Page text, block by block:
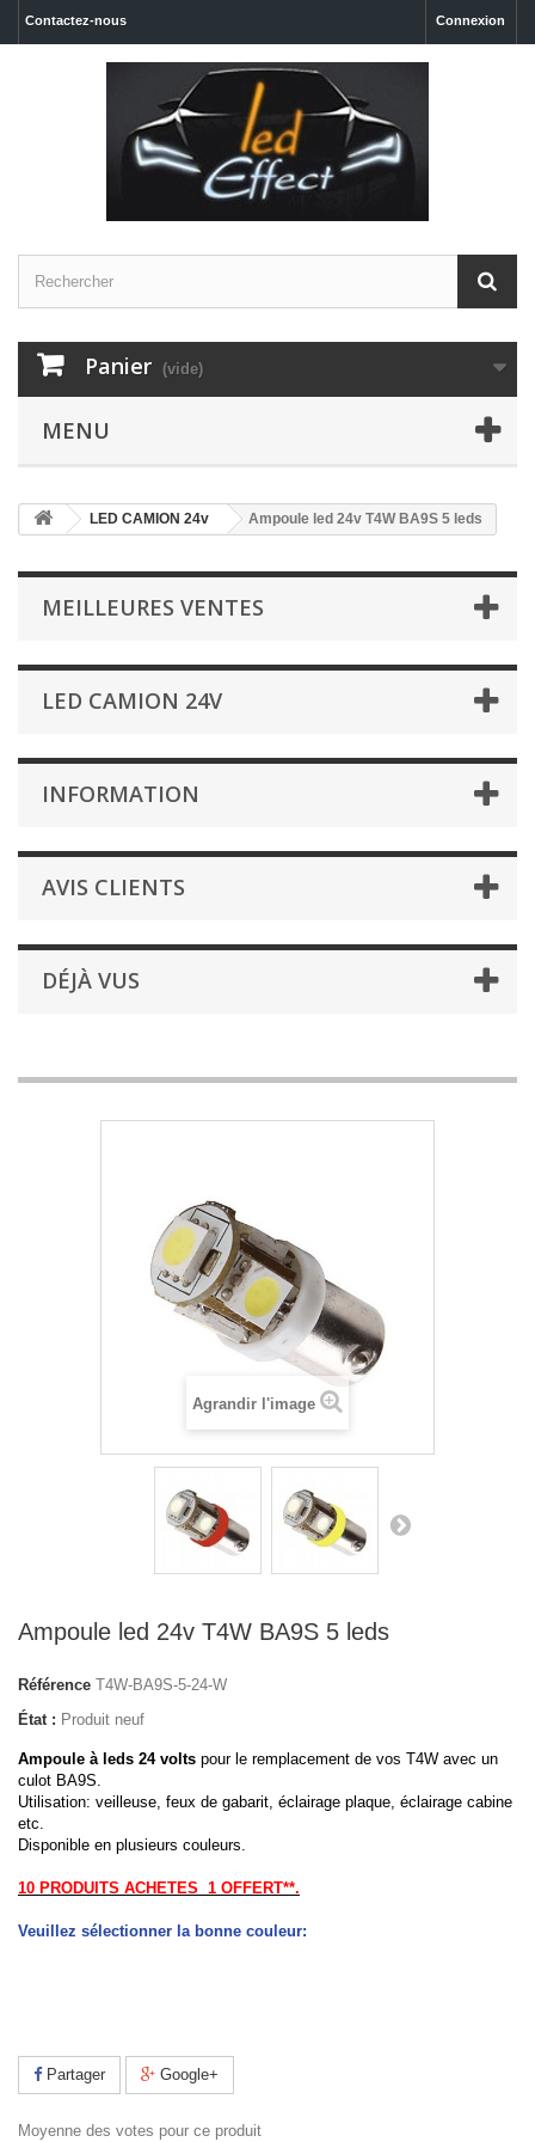
Connexion
Contactez-nous
Panier (vide)
MENU
LED CAMION 24v Ampoule led 24v T4W BA9S 5 leds
MEILLEURES VENTES
LED CAMION 24V
INFORMATION
AVIS CLIENTS
DÉJÀ VUS
Agrandir l'image
Ampoule led 24v T4W BA9S 5 leds
Référence T4W-BA9S-5-24-W
État : Produit neuf
Ampoule à leds 24 volts pour le remplacement de vos T4W avec un
culot BA9S.
Utilisation: veilleuse, feux de gabarit, éclairage plaque, éclairage cabine
etc.
Disponible en plusieurs couleurs.
10 PRODUITS ACHETES 1 OFFERT**.
Veuillez sélectionner la bonne couleur:
Partager Google+
Moyenne des votes pour ce produit